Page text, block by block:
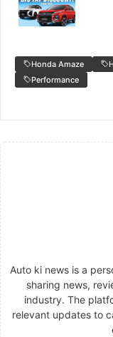
Honda Amaze
Performance
Auto ki news is a
sharing news,
industry. The
relevant updates to